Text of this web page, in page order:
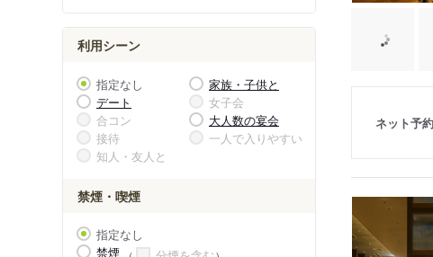
利用シーン
指定なし
家族・子供と
デート
女子会
合コン
大人数の宴会
接待
一人で入りやすい
知人・友人と
禁煙・喫煙
指定なし
禁煙
ネット予約